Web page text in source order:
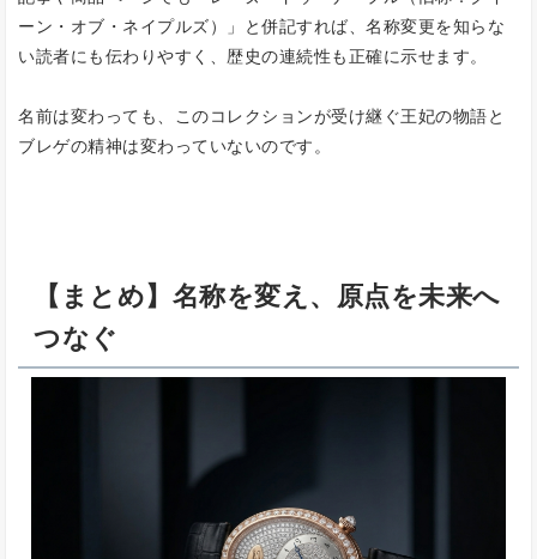
ーン・オブ・ネイプルズ）」と併記すれば、名称変更を知らな
い読者にも伝わりやすく、歴史の連続性も正確に示せます。
名前は変わっても、このコレクションが受け継ぐ王妃の物語と
ブレゲの精神は変わっていないのです。
【まとめ】 名称を変え、原点を未来へ
つなぐ